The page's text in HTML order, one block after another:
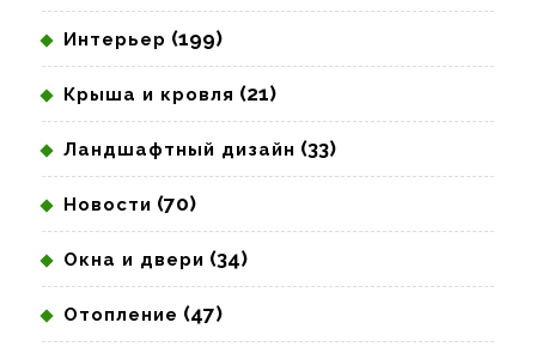
Интерьер (199)
Крыша и кровля (21)
Ландшафтный дизайн (33)
Новости (70)
Окна и двери (34)
Отопление (47)